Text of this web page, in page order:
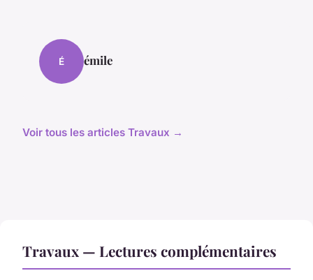
É émile
Voir tous les articles Travaux →
Travaux — Lectures complémentaires